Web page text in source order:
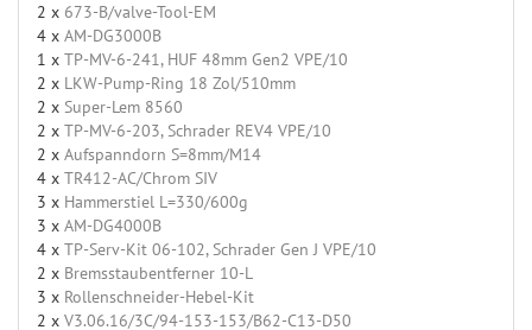
2 x 673-B/valve-Tool-EM
4 x AM-DG3000B
1 x TP-MV-6-241, HUF 48mm Gen2 VPE/10
2 x LKW-Pump-Ring 18 Zol/510mm
2 x Super-Lem 8560
2 x TP-MV-6-203, Schrader REV4 VPE/10
2 x Aufspanndorn S=8mm/M14
4 x TR412-AC/Chrom SIV
3 x Hammerstiel L=330/600g
3 x AM-DG4000B
4 x TP-Serv-Kit 06-102, Schrader Gen J VPE/10
2 x Bremsstaubentferner 10-L
3 x Rollenschneider-Hebel-Kit
2 x V3.06.16/3C/94-153-153/B62-C13-D50